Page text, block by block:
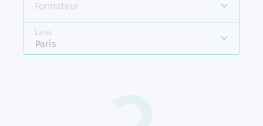
Formateur
Lieux
Paris